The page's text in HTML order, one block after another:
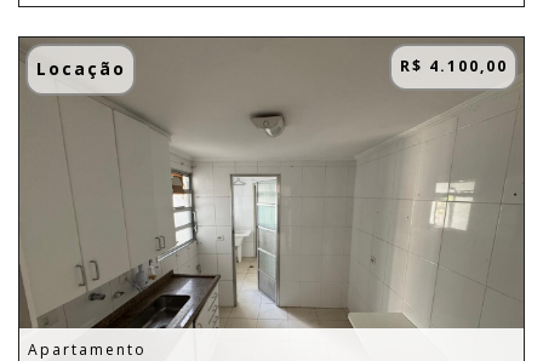
Locação R$ 4.100,00
Apartamento